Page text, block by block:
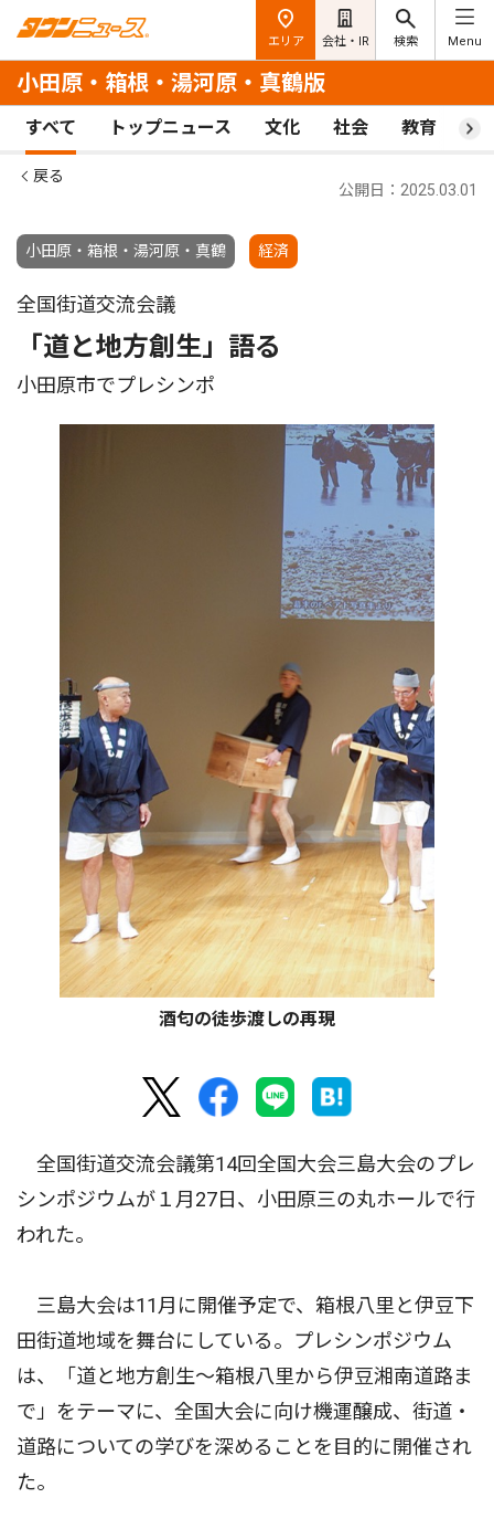
エリア 会社・IR 検索 Menu
小田原・箱根・湯河原・真鶴版
すべて トップニュース 文化 社会 教育 ス
戻る
小田原・箱根・湯河原・真鶴 経済
公開日：2025.03.01
全国街道交流会議
「道と地方創生」語る
小田原市でプレシンポ
酒匂の徒歩渡しの再現
全国街道交流会議第14回全国大会三島大会のプレ
シンポジウムが１月27日、小田原三の丸ホールで行
われた。
三島大会は11月に開催予定で、箱根八里と伊豆下
田街道地域を舞台にしている。プレシンポジウム
は、「道と地方創生〜箱根八里から伊豆湘南道路ま
で」をテーマに、全国大会に向け機運醸成、街道・
道路についての学びを深めることを目的に開催され
た。